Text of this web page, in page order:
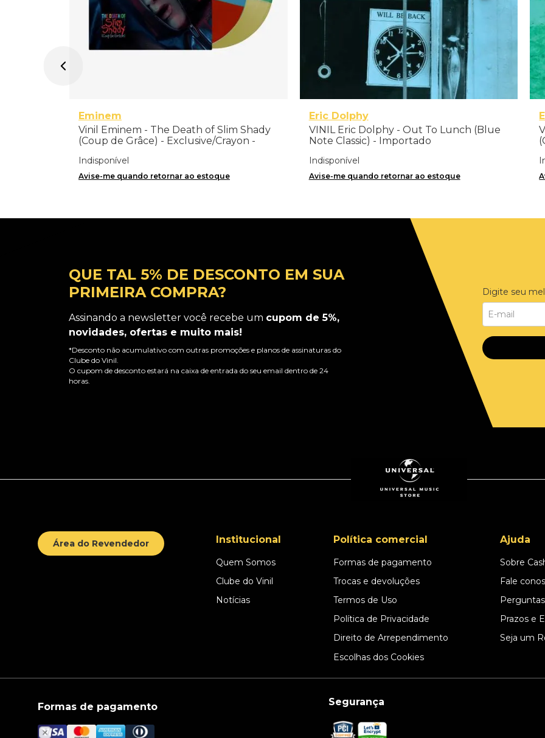
Eminem
Vinil Eminem - The Death of Slim Shady
(Coup de Grâce) - Exclusive/Crayon -
Indisponível
Avise-me quando retornar ao estoque
Eric Dolphy
VINIL Eric Dolphy - Out To Lunch (Blue
Note Classic) - Importado
Indisponível
Avise-me quando retornar ao estoque
QUE TAL 5% DE DESCONTO EM SUA
PRIMEIRA COMPRA?
Assinando a newsletter você recebe um cupom de 5%,
novidades, ofertas e muito mais!
*Desconto não acumulativo com outras promoções e planos de assinaturas do
Clube do Vinil.
O cupom de desconto estará na caixa de entrada do seu email dentro de 24
horas.
Digite seu
Área do Revendedor Institucional
Quem Somos
Clube do Vinil
Notícias
Política comercial
Formas de pagamento
Trocas e devoluções
Termos de Uso
Política de Privacidade
Direito de Arrependimento
Escolhas dos Cookies
Ajuda
Sobre
Fale
Prazos e
Seja um
Formas de pagamento Segurança